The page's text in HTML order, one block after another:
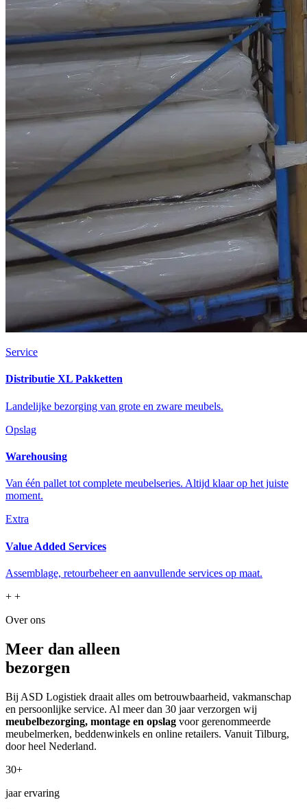
Service
Distributie XL Pakketten
Landelijke bezorging van grote en zware meubels.
Opslag
Warehousing
Van één pallet tot complete meubelseries. Altijd klaar op het juiste
moment.
Extra
Value Added Services
Assemblage, retourbeheer en aanvullende services op maat.
+ +
Over ons
Meer dan alleen
bezorgen
Bij ASD Logistiek draait alles om betrouwbaarheid, vakmanschap
en persoonlijke service. Al meer dan 30 jaar verzorgen wij
meubelbezorging, montage en opslag voor gerenommeerde
meubelmerken, beddenwinkels en online retailers. Vanuit Tilburg,
door heel Nederland.
30+
jaar ervaring